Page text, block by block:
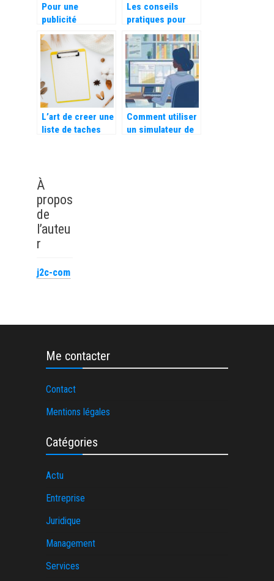
Pour une
publicité
innovante en
phase avec son
époque
Les conseils
pratiques pour
evaluer
efficacement la
performance d’un
cabinet de
management de
transition
L’art de creer une
liste de taches
Comment utiliser
un simulateur de
À
propos
de
l’auteu
r
j2c-com
Me contacter
Contact
Mentions légales
Catégories
Actu
Entreprise
Juridique
Management
Services